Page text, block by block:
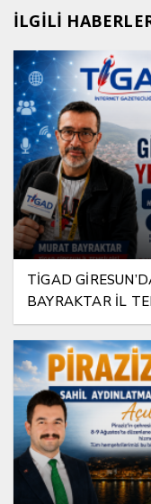
İLGİLİ
TİGAD
BAYRAKTAR İL